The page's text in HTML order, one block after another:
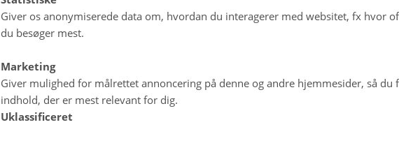
(Internationalt Center for Forskning i Økologisk Jordbrug og
Det har fået tilskud fra Grønt Udviklings- og Demonstrationsprogram
Yderligere information: Professor Peter Sandøe, IFRO, Københavns
pes@sund.ku.dk
Giver os anonymiserede data om, hvordan du interagerer med websitet, fx hvor
du besøger mest.
Marketing
Giver mulighed for målrettet annoncering på denne og andre hjemmesider, så du
indhold, der er mest relevant for dig.
Uklassificeret